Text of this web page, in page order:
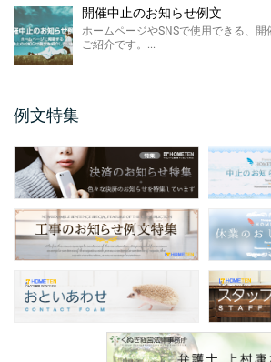
るペーパ ...
メールアドレ
保護者説明会のご案
護者説明会のご案
校、高校などの学校
仕様変更のお
仕様変更のお知らせ
やお店、ショップと
商品表示変
商品表示変更のお
商品や製品のパッケ
...
開催中止のお知らせ例文
ホームページやSNSで使用できる、
ご紹介です。...
例文特集